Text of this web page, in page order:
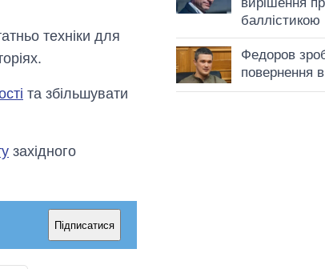
техніки для
та збільшувати
західного
Підписатися